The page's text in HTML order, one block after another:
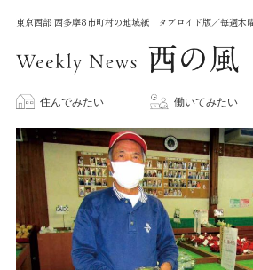
東京西部 西多摩8市町村の地域紙｜タブロイド版／毎週木
住んでみたい 働いてみたい